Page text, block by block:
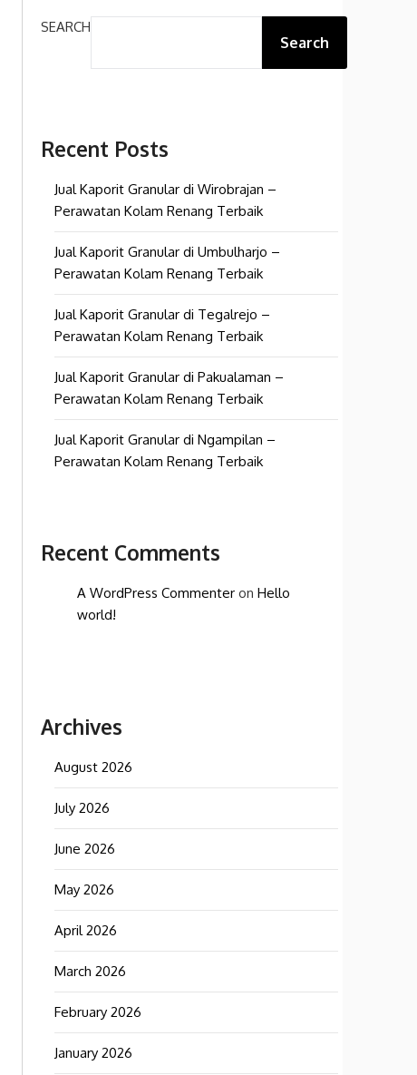
SEARCH
Search
Recent Posts
Jual Kaporit Granular di Wirobrajan –
Perawatan Kolam Renang Terbaik
Jual Kaporit Granular di Umbulharjo –
Perawatan Kolam Renang Terbaik
Jual Kaporit Granular di Tegalrejo –
Perawatan Kolam Renang Terbaik
Jual Kaporit Granular di Pakualaman –
Perawatan Kolam Renang Terbaik
Jual Kaporit Granular di Ngampilan –
Perawatan Kolam Renang Terbaik
Recent Comments
A WordPress Commenter on Hello
world!
Archives
August 2026
July 2026
June 2026
May 2026
April 2026
March 2026
February 2026
January 2026